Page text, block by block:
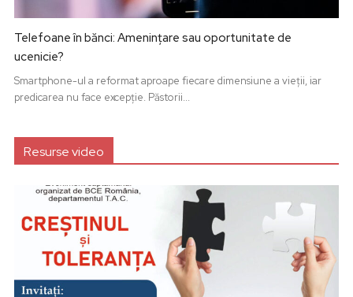
Telefoane în bănci: Amenințare sau oportunitate de
ucenicie?
Smartphone-ul a reformat aproape fiecare dimensiune a vieții, iar
predicarea nu face excepție. Păstorii...
Resurse video